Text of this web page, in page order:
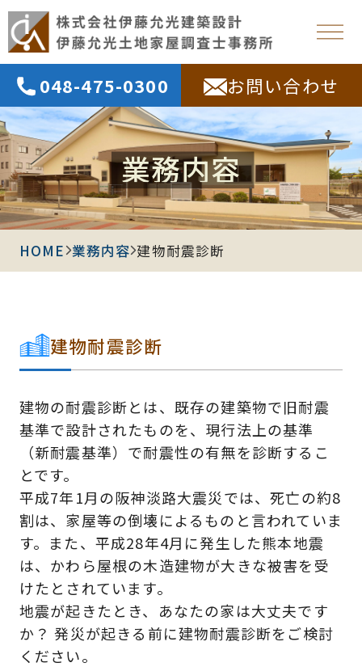
048-475-0300 お問い合わせ
業務内容
HOME 業務内容 建物耐震診断
建物耐震診断
建物の耐震診断とは、既存の建築物で旧耐震
基準で設計されたものを、現行法上の基準
（新耐震基準）で耐震性の有無を診断するこ
とです。
平成7年1月の阪神淡路大震災では、死亡の約8
割は、家屋等の倒壊によるものと言われていま
す。また、平成28年4月に発生した熊本地震
は、かわら屋根の木造建物が大きな被害を受
けたとされています。
地震が起きたとき、あなたの家は大丈夫です
か？ 発災が起きる前に建物耐震診断をご検討
ください。